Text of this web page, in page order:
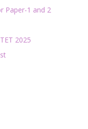
Paper-1 and 2
2025